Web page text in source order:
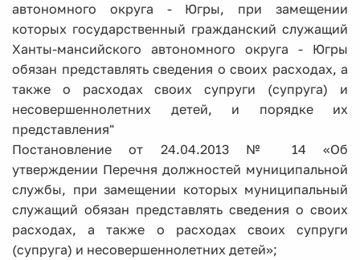
автономного округа - Югры, при замещении
которых государственный гражданский служащий
Ханты-мансийского автономного округа - Югры
обязан представлять сведения о своих расходах, а
также о расходах своих супруги (супруга) и
несовершеннолетних детей, и порядке их
представления"
Постановление от 24.04.2013 № 14 «Об
утверждении Перечня должностей муниципальной
службы, при замещении которых муниципальный
служащий обязан представлять сведения о своих
расходах, а также о расходах своих супруги
(супруга) и несовершеннолетних детей»;